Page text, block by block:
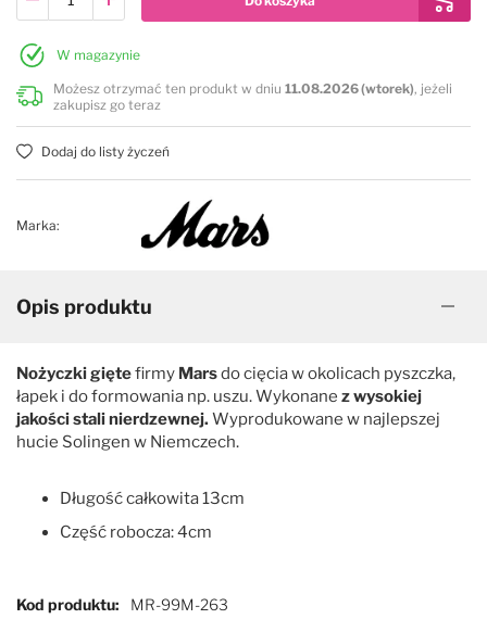
W magazynie
Możesz otrzymać ten produkt w dniu 11.08.2026 (wtorek), jeżeli
zakupisz go teraz
Dodaj do listy życzeń
Marka:
Opis produktu
Nożyczki giętefirmy Marsdo cięcia w okolicach pyszczka,
łapek i do formowania np. uszu. Wykonane z wysokiej
jakości stali nierdzewnej.Wyprodukowane w najlepszej
hucie Solingen w Niemczech.
Długość całkowita 13cm
Część robocza: 4cm
Więcej informacji
Kod produktu MR-99M-263